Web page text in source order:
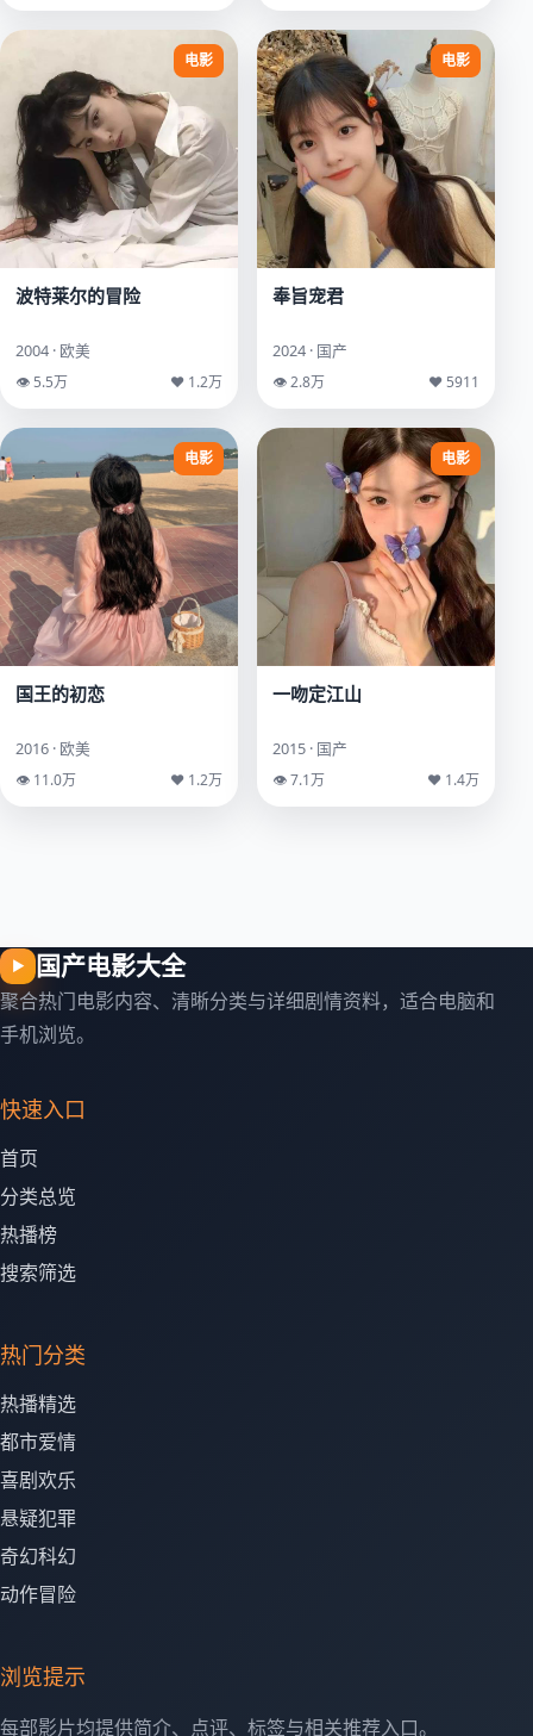
电影
波特莱尔的冒险
2004 · 欧美
👁 5.5万 ♥ 1.2万
电影
奉旨宠君
2024 · 国产
👁 2.8万 ♥ 5911
电影
国王的初恋
2016 · 欧美
👁 11.0万 ♥ 1.2万
电影
一吻定江山
2015 · 国产
👁 7.1万 ♥ 1.4万
▶ 国产电影大全
聚合热门电影内容、清晰分类与详细剧情资料，适合电脑和
手机浏览。
快速入口
首页
分类总览
热播榜
搜索筛选
热门分类
热播精选
都市爱情
喜剧欢乐
悬疑犯罪
奇幻科幻
动作冒险
浏览提示
每部影片均提供简介、点评、标签与相关推荐入口。